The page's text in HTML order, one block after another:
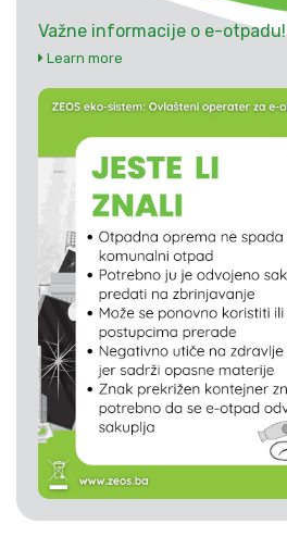
Važne informacije o e-otpadu!
Learn more